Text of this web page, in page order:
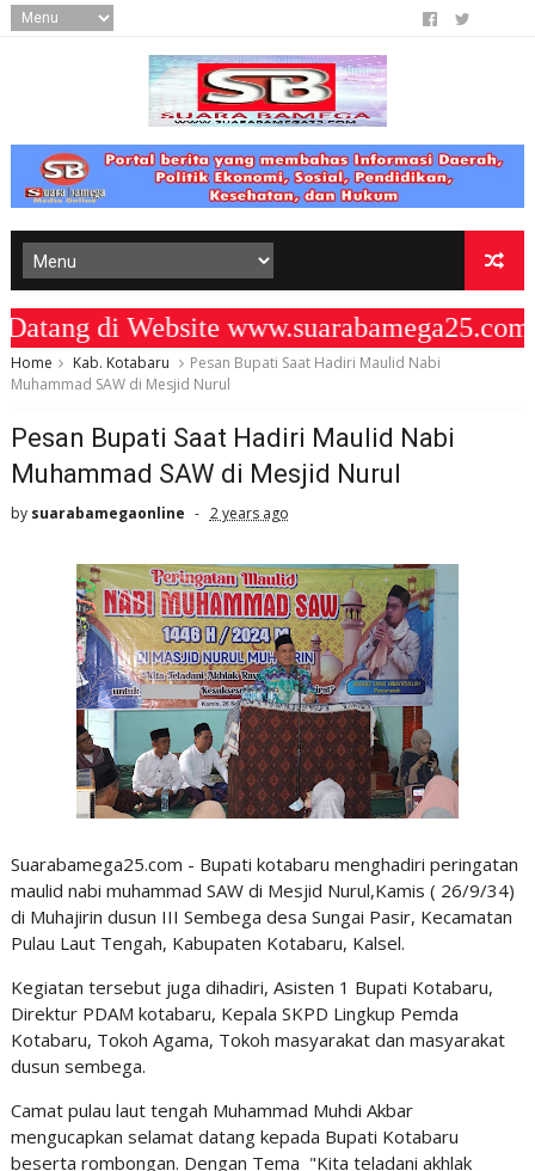
di Website www.suarabamega25.com "
Home Kab. Kotabaru
Pesan Bupati Saat Hadiri Maulid Nabi
Muhammad SAW di Mesjid Nurul
Pesan Bupati Saat Hadiri Maulid Nabi
Muhammad SAW di Mesjid Nurul
by suarabamegaonline 2 years ago
Suarabamega25.com - Bupati kotabaru menghadiri peringatan
maulid nabi muhammad SAW di Mesjid Nurul,Kamis ( 26/9/34)
di Muhajirin dusun III Sembega desa Sungai Pasir, Kecamatan
Pulau Laut Tengah, Kabupaten Kotabaru, Kalsel.
Kegiatan tersebut juga dihadiri, Asisten 1 Bupati Kotabaru,
Direktur PDAM kotabaru, Kepala SKPD Lingkup Pemda
Kotabaru, Tokoh Agama, Tokoh masyarakat dan masyarakat
dusun sembega.
Camat pulau laut tengah Muhammad Muhdi Akbar
mengucapkan selamat datang kepada Bupati Kotabaru
beserta rombongan. Dengan Tema "Kita teladani akhlak